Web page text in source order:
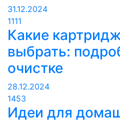
31.12.2024
1111
Какие
выбрать:
очистке
28.12.2024
1453
Идеи для